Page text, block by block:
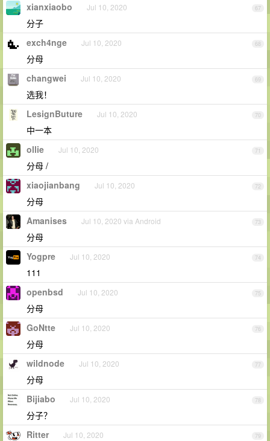
67
xianxiaobo Jul 10, 2020
分子
68
exch4nge Jul 10, 2020
分母
69
changwei Jul 10, 2020
选我！
70
LesignButure Jul 10, 2020
中一本
71
ollie Jul 10, 2020
分母 /
72
xiaojianbang Jul 10, 2020
分母
73
Amanises Jul 10, 2020 via Android
分母
74
Yogpre Jul 10, 2020
111
75
openbsd Jul 10, 2020
分母
76
GoNtte Jul 10, 2020
分母
77
wildnode Jul 10, 2020
分母
78
Bijiabo Jul 10, 2020
分子？
79
Ritter Jul 10, 2020